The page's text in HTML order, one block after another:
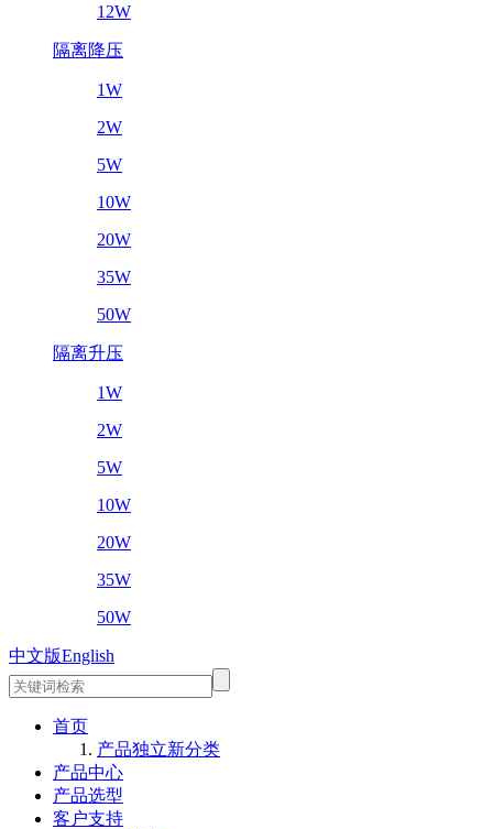
12W
隔离降压
1W
2W
5W
10W
20W
35W
50W
隔离升压
1W
2W
5W
10W
20W
35W
50W
中文版English
首页
产品独立新分类
产品中心
产品选型
客户支持